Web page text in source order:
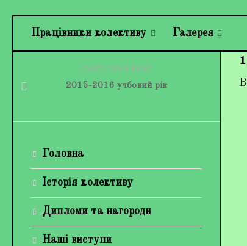
Працівники колективу Галерея
PREVIOUS STORY
2015-2016 учбовий рік
Головна
Історія колективу
Дипломи та нагороди
Наші виступи